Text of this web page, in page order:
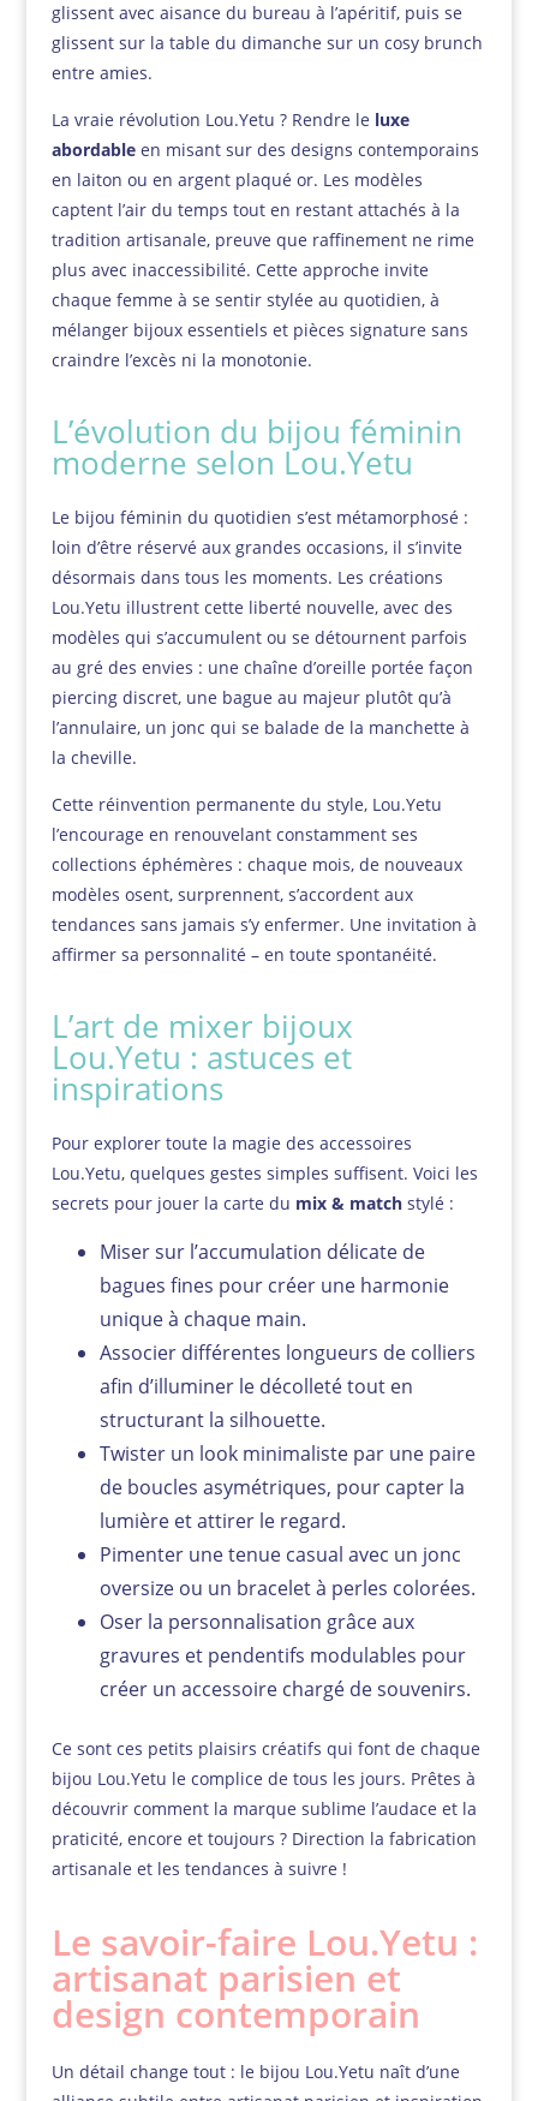
glissent avec aisance du bureau à l’apéritif, puis se
glissent sur la table du dimanche sur un cosy brunch
entre amies.
La vraie révolution Lou.Yetu ? Rendre le luxe
abordableen misant sur des designs contemporains
en laiton ou en argent plaqué or. Les modèles
captent l’air du temps tout en restant attachés à la
tradition artisanale, preuve que raffinement ne rime
plus avec inaccessibilité. Cette approche invite
chaque femme à se sentir stylée au quotidien, à
mélanger bijoux essentiels et pièces signature sans
craindre l’excès ni la monotonie.
L’évolution du bijou féminin
moderne selon Lou.Yetu
Le bijou féminin du quotidien s’est métamorphosé :
loin d’être réservé aux grandes occasions, il s’invite
désormais dans tous les moments. Les créations
Lou.Yetu illustrent cette liberté nouvelle, avec des
modèles qui s’accumulent ou se détournent parfois
au gré des envies : une chaîne d’oreille portée façon
piercing discret, une bague au majeur plutôt qu’à
l’annulaire, un jonc qui se balade de la manchette à
la cheville.
Cette réinvention permanente du style, Lou.Yetu
l’encourage en renouvelant constamment ses
collections éphémères : chaque mois, de nouveaux
modèles osent, surprennent, s’accordent aux
tendances sans jamais s’y enfermer. Une invitation à
affirmer sa personnalité – en toute spontanéité.
L’art de mixer bijoux
Lou.Yetu : astuces et
inspirations
Pour explorer toute la magie des accessoires
Lou.Yetu, quelques gestes simples suffisent. Voici les
secrets pour jouer la carte du mix & matchstylé :
Miser sur l’accumulation délicate de
bagues fines pour créer une harmonie
unique à chaque main.
Associer différentes longueurs de colliers
afin d’illuminer le décolleté tout en
structurant la silhouette.
Twister un look minimaliste par une paire
de boucles asymétriques, pour capter la
lumière et attirer le regard.
Pimenter une tenue casual avec un jonc
oversize ou un bracelet à perles colorées.
Oser la personnalisation grâce aux
gravures et pendentifs modulables pour
créer un accessoire chargé de souvenirs.
Ce sont ces petits plaisirs créatifs qui font de chaque
bijou Lou.Yetu le complice de tous les jours. Prêtes à
découvrir comment la marque sublime l’audace et la
praticité, encore et toujours ? Direction la fabrication
artisanale et les tendances à suivre !
Le savoir-faire Lou.Yetu :
artisanat parisien et
design contemporain
Un détail change tout : le bijou Lou.Yetu naît d’une